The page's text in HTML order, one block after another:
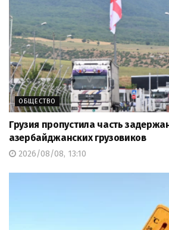
ОБЩЕСТВО
Грузия пропустила часть
азербайджанских грузовиков
2026/08/08, 13:10